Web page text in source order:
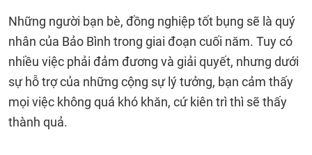
Những người bạn bè, đồng nghiệp tốt bụng sẽ là quý
nhân của Bảo Bình trong giai đoạn cuối năm. Tuy có
nhiều việc phải đảm đương và giải quyết, nhưng dưới
sự hỗ trợ của những cộng sự lý tưởng, bạn cảm thấy
mọi việc không quá khó khăn, cứ kiên trì thì sẽ thấy
thành quả.